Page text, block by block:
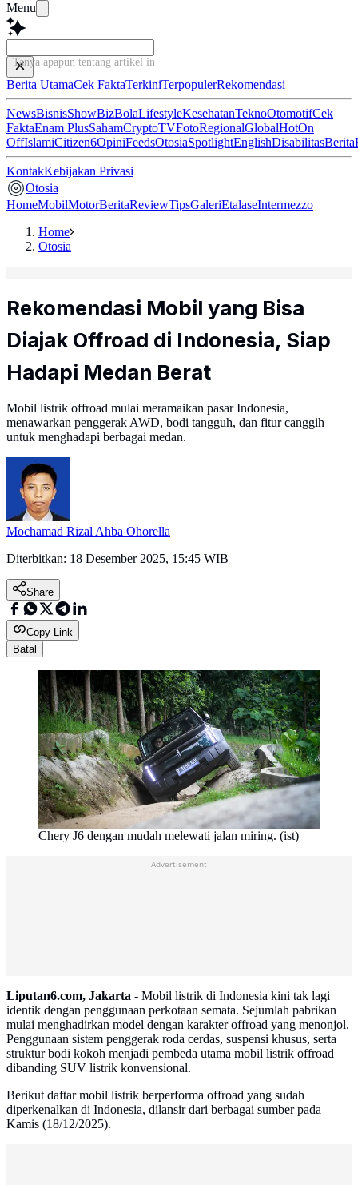
Menu
Tanya apapun tentang artikel ini...
Berita UtamaCek FaktaTerkiniTerpopulerRekomendasi
NewsBisnisShowBizBolaLifestyleKesehatanTeknoOtomotifCek
FaktaEnam PlusSahamCryptoTVFotoRegionalGlobalHotOn
OffIslamiCitizen6OpiniFeedsOtosiaSpotlightEnglishDisabilitasBerita
KontakKebijakan Privasi
Otosia
HomeMobilMotorBeritaReviewTipsGaleriEtalaseIntermezzo
Home
Otosia
Rekomendasi Mobil yang Bisa
Diajak Offroad di Indonesia, Siap
Hadapi Medan Berat
Mobil listrik offroad mulai meramaikan pasar Indonesia,
menawarkan penggerak AWD, bodi tangguh, dan fitur canggih
untuk menghadapi berbagai medan.
Mochamad Rizal Ahba Ohorella
Diterbitkan: 18 Desember 2025, 15:45 WIB
Share
Copy Link
Batal
Chery J6 dengan mudah melewati jalan miring. (ist)
Advertisement
Liputan6.com, Jakarta - Mobil listrik di Indonesia kini tak lagi
identik dengan penggunaan perkotaan semata. Sejumlah pabrikan
mulai menghadirkan model dengan karakter offroad yang menonjol.
Penggunaan sistem penggerak roda cerdas, suspensi khusus, serta
struktur bodi kokoh menjadi pembeda utama mobil listrik offroad
dibanding SUV listrik konvensional.
Berikut daftar mobil listrik berperforma offroad yang sudah
diperkenalkan di Indonesia, dilansir dari berbagai sumber pada
Kamis (18/12/2025).